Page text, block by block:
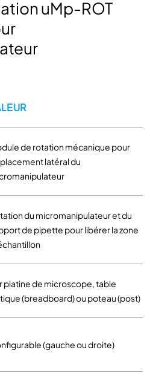
uMp-ROT
de rotation mécanique pour
latéral du
du micromanipulateur et du
de pipette pour libérer la zone
platine de microscope, table
(breadboard) ou poteau (post)
(gauche ou droite)